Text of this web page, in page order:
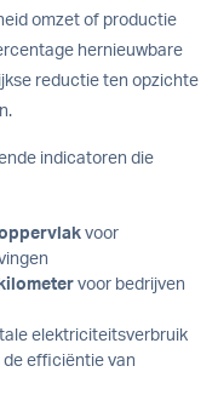
omzet of productie
hernieuwbare
reductie ten opzichte
indicatoren die
voor
voor bedrijven
elektriciteitsverbruik
de efficiëntie van